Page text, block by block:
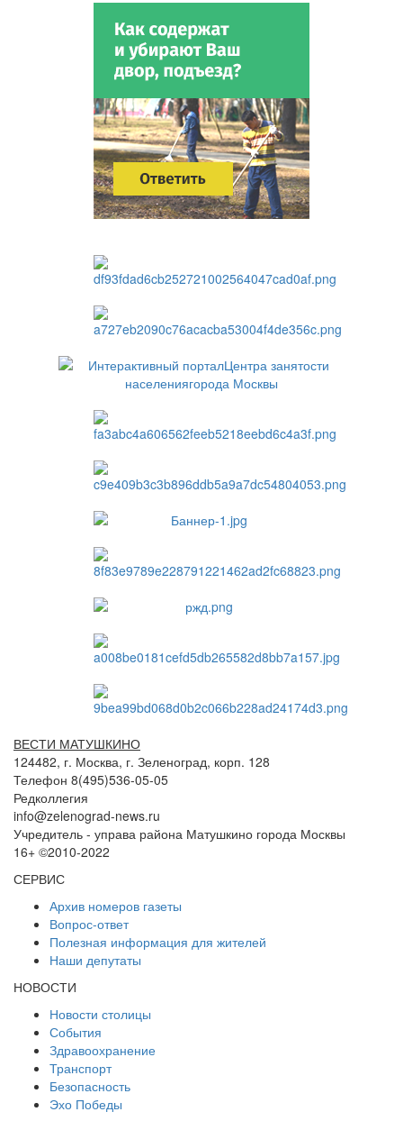
ВЕСТИ МАТУШКИНО
124482, г. Москва, г. Зеленоград, корп. 128
Телефон 8(495)536-05-05
Редколлегия
info@zelenograd-news.ru
Учредитель - управа района Матушкино города Москвы
16+ ©2010-2022
СЕРВИС
Архив номеров газеты
Вопрос-ответ
Полезная информация для жителей
Наши депутаты
НОВОСТИ
Новости столицы
События
Здравоохранение
Транспорт
Безопасность
Эхо Победы